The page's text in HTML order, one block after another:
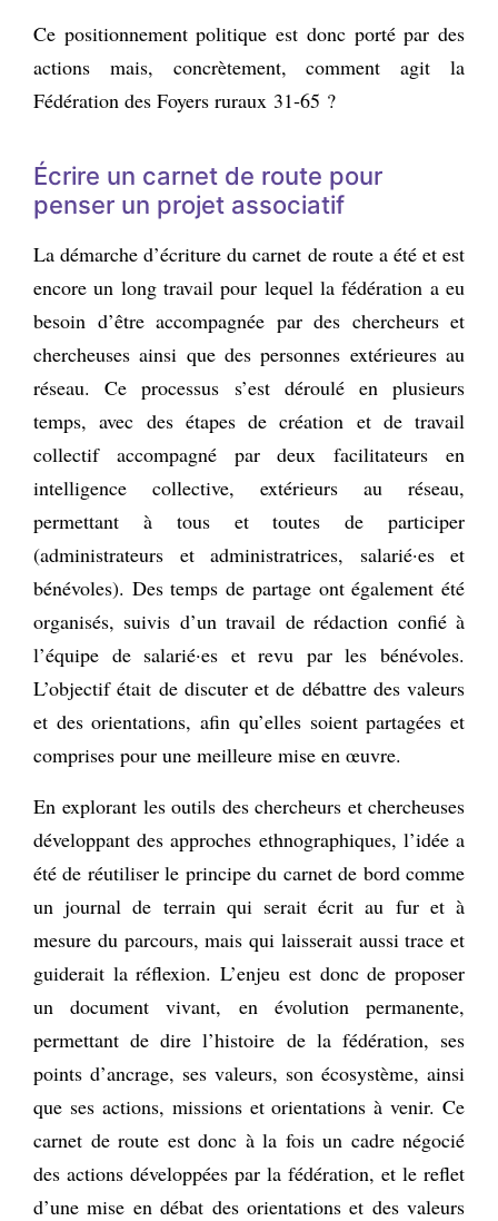
Ce positionnement politique est donc porté par des
actions mais, concrètement, comment agit la
Fédération des Foyers ruraux 31‑65 ?
Écrire un carnet de route pour
penser un projet associatif
La démarche d’écriture du carnet de route a été et est
encore un long travail pour lequel la fédération a eu
besoin d’être accompagnée par des chercheurs et
chercheuses ainsi que des personnes extérieures au
réseau. Ce processus s’est déroulé en plusieurs
temps, avec des étapes de création et de travail
collectif accompagné par deux facilitateurs en
intelligence collective, extérieurs au réseau,
permettant à tous et toutes de participer
(administrateurs et administratrices, salarié·es et
bénévoles). Des temps de partage ont également été
organisés, suivis d’un travail de rédaction confié à
l’équipe de salarié·es et revu par les bénévoles.
L’objectif était de discuter et de débattre des valeurs
et des orientations, afin qu’elles soient partagées et
comprises pour une meilleure mise en œuvre.
En explorant les outils des chercheurs et chercheuses
développant des approches ethnographiques, l’idée a
été de réutiliser le principe du carnet de bord comme
un journal de terrain qui serait écrit au fur et à
mesure du parcours, mais qui laisserait aussi trace et
guiderait la réflexion. L’enjeu est donc de proposer
un document vivant, en évolution permanente,
permettant de dire l’histoire de la fédération, ses
points d’ancrage, ses valeurs, son écosystème, ainsi
que ses actions, missions et orientations à venir. Ce
carnet de route est donc à la fois un cadre négocié
des actions développées par la fédération, et le reflet
d’une mise en débat des orientations et des valeurs